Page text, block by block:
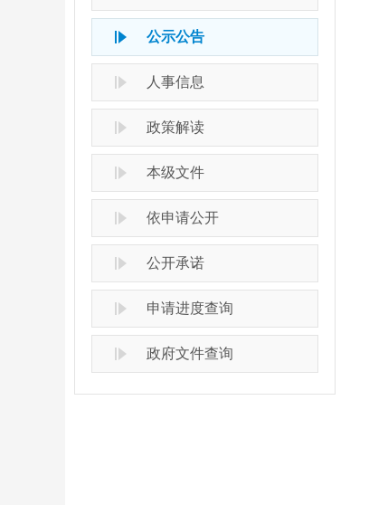
公示公告
人事信息
政策解读
本级文件
依申请公开
公开承诺
申请进度查询
政府文件查询